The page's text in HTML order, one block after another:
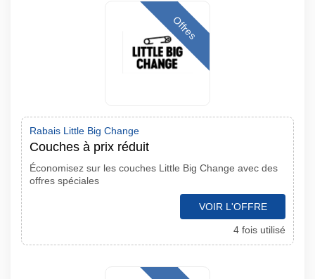
Offres
Rabais Little Big Change
Couches à prix réduit
Économisez sur les couches Little Big Change avec des
offres spéciales
VOIR L'OFFRE
4 fois utilisé